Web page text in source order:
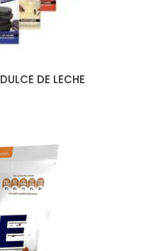
DE LECHE